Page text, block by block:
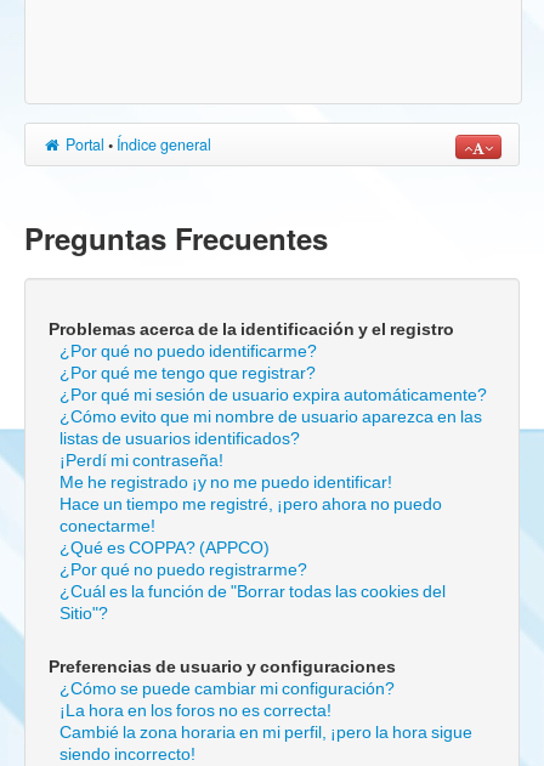
Portal • Índice general
Preguntas Frecuentes
Problemas acerca de la identificación y el registro
¿Por qué no puedo identificarme?
¿Por qué me tengo que registrar?
¿Por qué mi sesión de usuario expira automáticamente?
¿Cómo evito que mi nombre de usuario aparezca en las
listas de usuarios identificados?
¡Perdí mi contraseña!
Me he registrado ¡y no me puedo identificar!
Hace un tiempo me registré, ¡pero ahora no puedo
conectarme!
¿Qué es COPPA? (APPCO)
¿Por qué no puedo registrarme?
¿Cuál es la función de "Borrar todas las cookies del
Sitio"?
Preferencias de usuario y configuraciones
¿Cómo se puede cambiar mi configuración?
¡La hora en los foros no es correcta!
Cambié la zona horaria en mi perfil, ¡pero la hora sigue
siendo incorrecto!